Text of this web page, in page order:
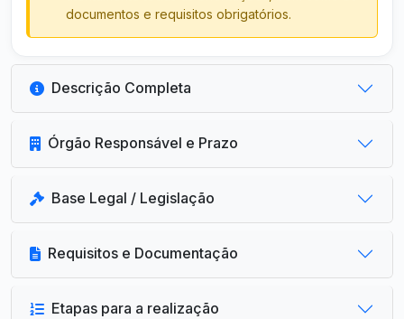
documentos e requisitos obrigatórios.
Descrição Completa
Órgão Responsável e Prazo
Base Legal / Legislação
Requisitos e Documentação
Etapas para a realização